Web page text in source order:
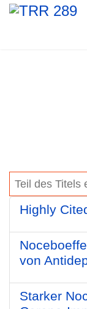
Teil des Titels
Highly
von
Starker